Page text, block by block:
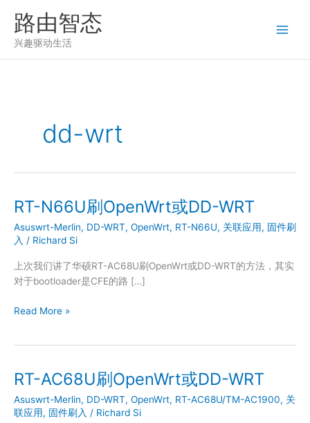
路由智态
兴趣驱动生活
dd-wrt
RT-N66U刷OpenWrt或DD-WRT
Asuswrt-Merlin, DD-WRT, OpenWrt, RT-N66U, 关联应用, 固件刷
入 / Richard Si
上次我们讲了华硕RT-AC68U刷OpenWrt或DD-WRT的方法，其实
对于bootloader是CFE的路 […]
RT-
或
DD-
WRT
Read More »
RT-AC68U刷OpenWrt或DD-WRT
Asuswrt-Merlin, DD-WRT, OpenWrt, RT-AC68U/TM-AC1900, 关
联应用, 固件刷入 / Richard Si